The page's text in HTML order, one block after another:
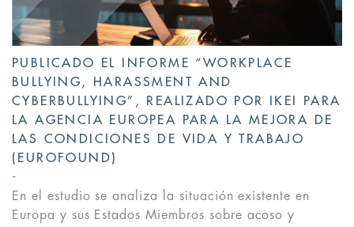
PUBLICADO EL INFORME “WORKPLACE
BULLYING, HARASSMENT AND
CYBERBULLYING”, REALIZADO POR IKEI PARA
LA AGENCIA EUROPEA PARA LA MEJORA DE
LAS CONDICIONES DE VIDA Y TRABAJO
(EUROFOUND)
En el estudio se analiza la situación existente en
Europa y sus Estados Miembros sobre acoso y